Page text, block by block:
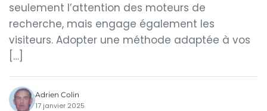
seulement l’attention des moteurs de
recherche, mais engage également les
visiteurs. Adopter une méthode adaptée à vos
[…]
Adrien Colin
17 janvier 2025